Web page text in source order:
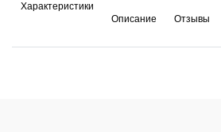
Описание
Характеристики
Отзывы